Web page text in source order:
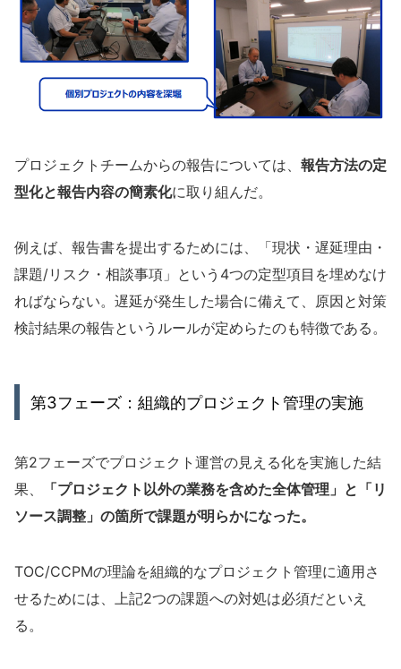
プロジェクトチームからの報告については、 報告方法の定
型化と報告内容の簡素化に取り組んだ。
例えば、報告書を提出するためには、「現状・遅延理由・
課題/リスク・相談事項」という4つの定型項目を埋めなけ
ればならない。遅延が発生した場合に備えて、原因と対策
検討結果の報告というルールが定めらたのも特徴である。
第3フェーズ：組織的プロジェクト管理の実施
第2フェーズでプロジェクト運営の見える化を実施した結
果、
「プロジェクト以外の業務を含めた全体管理」と「リ
ソース調整」の箇所で課題が明らかになった。
TOC/CCPMの理論を組織的なプロジェクト管理に適用さ
せるためには、上記2つの課題への対処は必須だといえ
る。